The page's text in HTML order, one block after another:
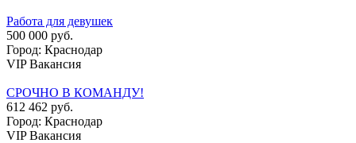
Работа для девушек
500 000 руб.
Город: Краснодар
VIP Вакансия
СРОЧНО В КОМАНДУ!
612 462 руб.
Город: Краснодар
VIP Вакансия